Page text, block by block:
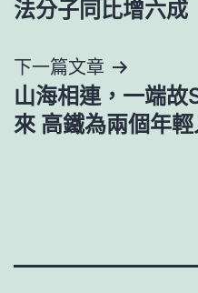
覽
法分子同比增六成
下一篇文章
山海相連，一端故
來 高鐵為兩個年